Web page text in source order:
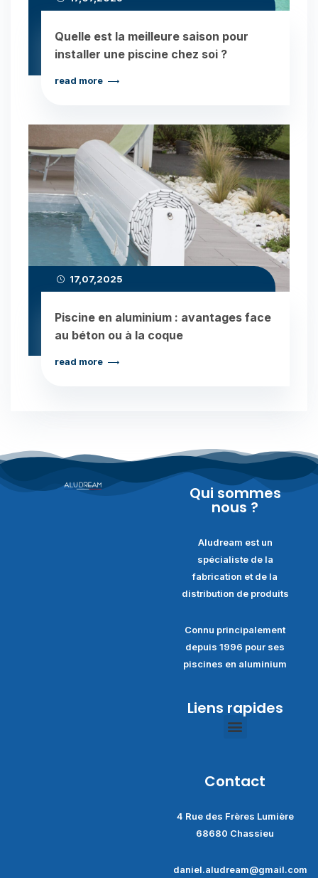
Quelle est la meilleure saison pour
installer une piscine chez soi ?
read more
17,07,2025
Piscine en aluminium : avantages face
au béton ou à la coque
read more
Qui sommes
nous ?
Aludream est un
spécialiste de la
fabrication et de la
distribution de produits
Connu principalement
depuis 1996 pour ses
piscines en aluminium
Liens rapides
Contact
4 Rue des Frères Lumière
68680 Chassieu
daniel.aludream@gmail.com